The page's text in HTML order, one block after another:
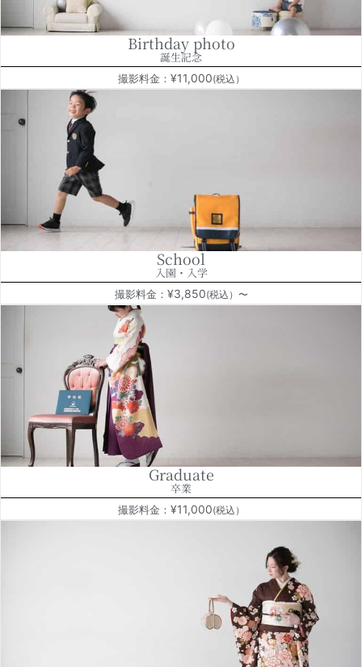
Birthday photo
誕生記念
撮影料金： ¥11,000(税込）
School
入園・入学
撮影料金： ¥3,850(税込）〜
Graduate
卒業
撮影料金： ¥11,000(税込）